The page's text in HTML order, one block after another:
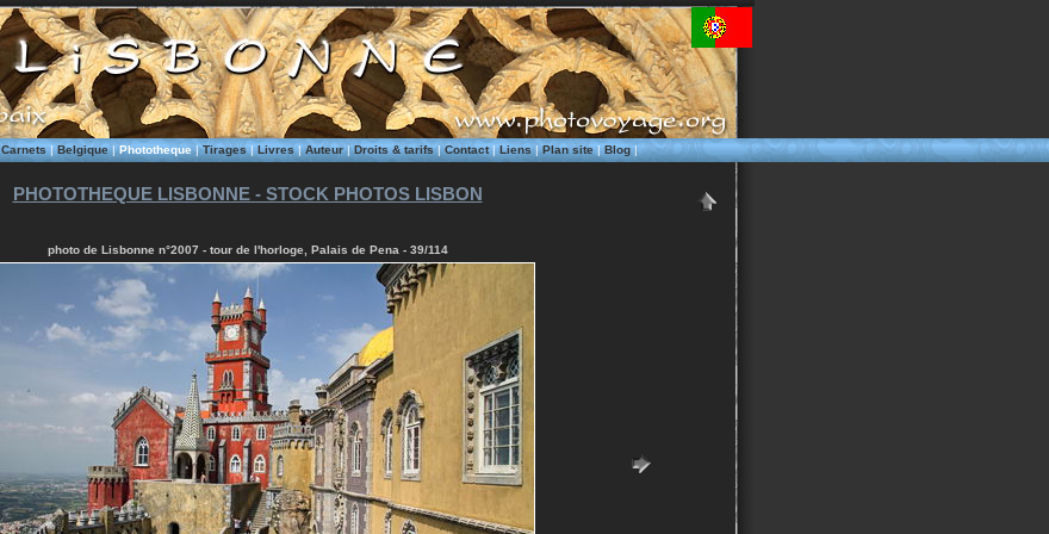
Carnets|Belgique|Phototheque|Tirages|Livres|Auteur|Droits & tarifs|Contact|Liens|Plan site|Blog|
PHOTOTHEQUE LISBONNE - STOCK PHOTOS LISBON
photo de Lisbonne n°2007 - tour de l'horloge, Palais de Pena - 39/114